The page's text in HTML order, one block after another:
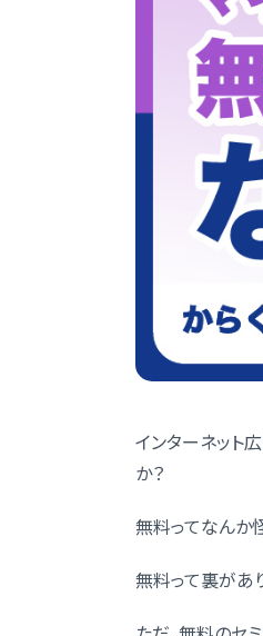
インターネット
か？
無料ってなん
無料って裏があ